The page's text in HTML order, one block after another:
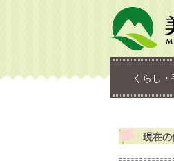
くらし・
現在